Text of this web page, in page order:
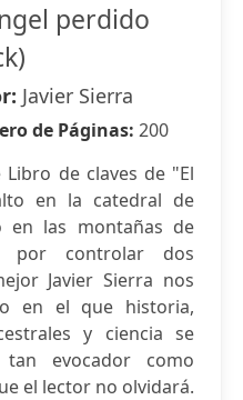
perdido
Javier Sierra
de Páginas: 200
Libro de claves de "El
en la catedral de
en las montañas de
por controlar dos
Javier Sierra nos
en el que historia,
y ciencia se
evocador como
el lector no olvidará.